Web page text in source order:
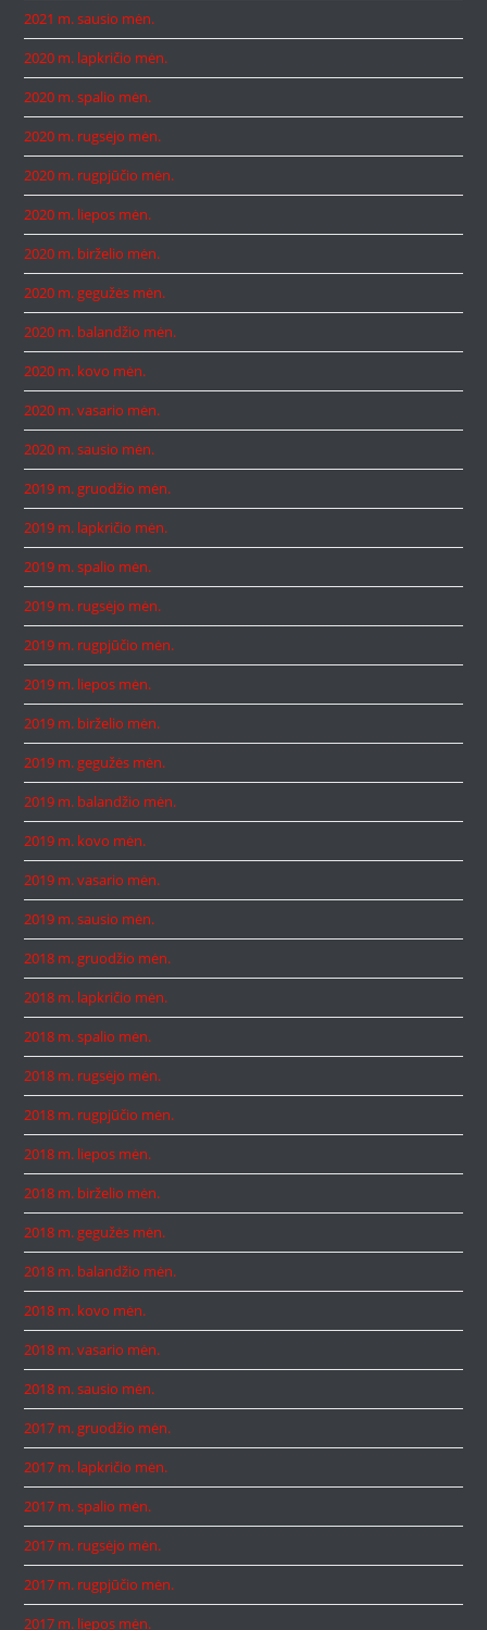
2021 m. sausio mėn.
2020 m. lapkričio mėn.
2020 m. spalio mėn.
2020 m. rugsėjo mėn.
2020 m. rugpjūčio mėn.
2020 m. liepos mėn.
2020 m. birželio mėn.
2020 m. gegužės mėn.
2020 m. balandžio mėn.
2020 m. kovo mėn.
2020 m. vasario mėn.
2020 m. sausio mėn.
2019 m. gruodžio mėn.
2019 m. lapkričio mėn.
2019 m. spalio mėn.
2019 m. rugsėjo mėn.
2019 m. rugpjūčio mėn.
2019 m. liepos mėn.
2019 m. birželio mėn.
2019 m. gegužės mėn.
2019 m. balandžio mėn.
2019 m. kovo mėn.
2019 m. vasario mėn.
2019 m. sausio mėn.
2018 m. gruodžio mėn.
2018 m. lapkričio mėn.
2018 m. spalio mėn.
2018 m. rugsėjo mėn.
2018 m. rugpjūčio mėn.
2018 m. liepos mėn.
2018 m. birželio mėn.
2018 m. gegužės mėn.
2018 m. balandžio mėn.
2018 m. kovo mėn.
2018 m. vasario mėn.
2018 m. sausio mėn.
2017 m. gruodžio mėn.
2017 m. lapkričio mėn.
2017 m. spalio mėn.
2017 m. rugsėjo mėn.
2017 m. rugpjūčio mėn.
2017 m. liepos mėn.